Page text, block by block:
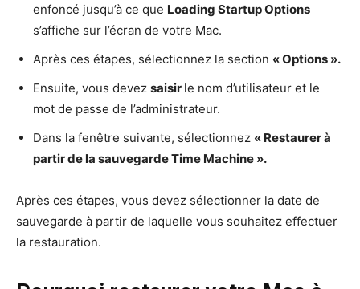
enfoncé jusqu’à ce que Loading Startup Options
s’affiche sur l’écran de votre Mac.
Après ces étapes, sélectionnez la section « Options ».
Ensuite, vous devez saisir le nom d’utilisateur et le
mot de passe de l’administrateur.
Dans la fenêtre suivante, sélectionnez « Restaurer à
partir de la sauvegarde Time Machine ».
Après ces étapes, vous devez sélectionner la date de
sauvegarde à partir de laquelle vous souhaitez effectuer
la restauration.